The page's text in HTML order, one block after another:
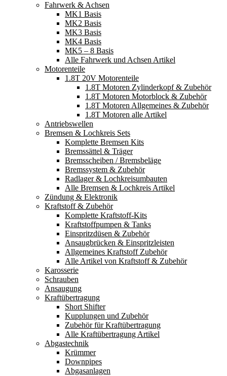
Fahrwerk & Achsen
MK1 Basis
MK2 Basis
MK3 Basis
MK4 Basis
MK5 – 8 Basis
Alle Fahrwerk und Achsen Artikel
Motorenteile
1.8T 20V Motorenteile
1.8T Motoren Zylinderkopf & Zubehör
1.8T Motoren Motorblock & Zubehör
1.8T Motoren Allgemeines & Zubehör
1.8T Motoren alle Artikel
Antriebswellen
Bremsen & Lochkreis Sets
Komplette Bremsen Kits
Bremssättel & Träger
Bremsscheiben / Bremsbeläge
Bremssystem & Zubehör
Radlager & Lochkreisumbauten
Alle Bremsen & Lochkreis Artikel
Zündung & Elektronik
Kraftstoff & Zubehör
Komplette Kraftstoff-Kits
Kraftstoffpumpen & Tanks
Einspritzdüsen & Zubehör
Ansaugbrücken & Einspritzleisten
Allgemeines Kraftstoff Zubehör
Alle Artikel von Kraftstoff & Zubehör
Karosserie
Schrauben
Ansaugung
Kraftübertragung
Short Shifter
Kupplungen und Zubehör
Zubehör für Kraftübertragung
Alle Kraftübertragung Artikel
Abgastechnik
Krümmer
Downpipes
Abgasanlagen